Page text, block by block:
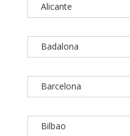
Alicante
Badalona
Barcelona
Bilbao